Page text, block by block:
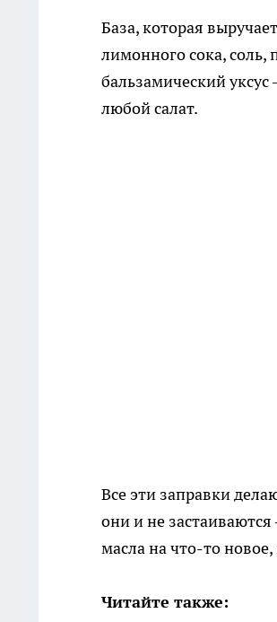
База, которая
лимонного сока, соль,
бальзамический
любой салат.
Все эти заправки
они и не
масла на что-то
Читайте также: